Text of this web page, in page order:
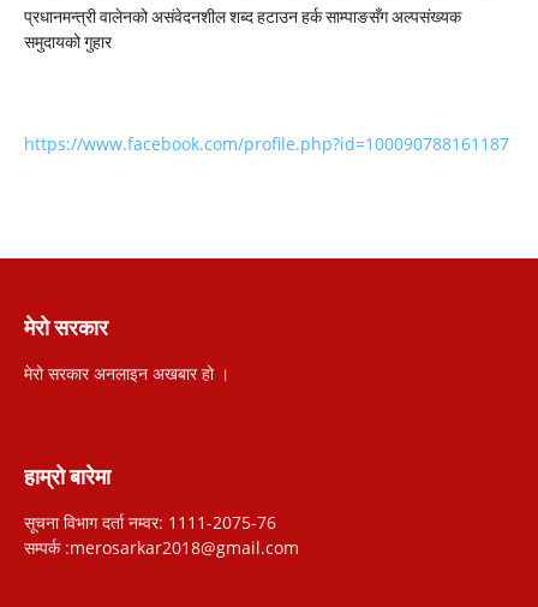
प्रधानमन्त्री वालेनको असंवेदनशील शब्द हटाउन हर्क साम्पाङसँग अल्पसंख्यक
समुदायको गुहार
https://www.facebook.com/profile.php?id=100090788161187
मेरो सरकार
मेरो सरकार अनलाइन अखबार हो ।
हाम्रो बारेमा
सूचना विभाग दर्ता नम्वर: 1111-2075-76
सम्पर्क :merosarkar2018@gmail.com